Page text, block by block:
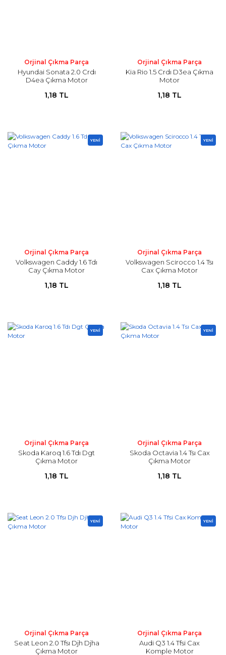
Orjinal Çıkma Parça
Hyundai Sonata 2.0 Crdı
D4ea Çıkma Motor
1,18 TL
Orjinal Çıkma Parça
Kia Rio 1.5 Crdı D3ea Çıkma
Motor
1,18 TL
YENİ
Orjinal Çıkma Parça
Volkswagen Caddy 1.6 Tdı
Cay Çıkma Motor
1,18 TL
YENİ
Orjinal Çıkma Parça
Volkswagen Scirocco 1.4 Tsı
Cax Çıkma Motor
1,18 TL
YENİ
Orjinal Çıkma Parça
Skoda Karoq 1.6 Tdı Dgt
Çıkma Motor
1,18 TL
YENİ
Orjinal Çıkma Parça
Skoda Octavia 1.4 Tsı Cax
Çıkma Motor
1,18 TL
YENİ
Orjinal Çıkma Parça
Seat Leon 2.0 Tfsı Djh Djha
Çıkma Motor
YENİ
Orjinal Çıkma Parça
Audi Q3 1.4 Tfsi Cax
Komple Motor